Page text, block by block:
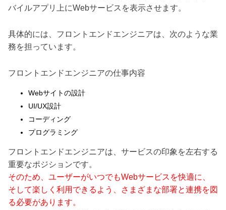
バイルアプリ上にWebサービスを表示させます。
具体的には、フロントエンドエンジニアは、次のような業
務を担っています。
フロントエンドエンジニアの仕事内容
Webサイトの設計
UI/UX設計
コーディング
プログラミング
フロントエンドエンジニアは、サービスの印象を左右する
重要なポジションです。
そのため、ユーザーがいつでもWebサービスを快適に、
そして楽しく利用できるよう、さまざまな部署と連携を図
る必要があります。